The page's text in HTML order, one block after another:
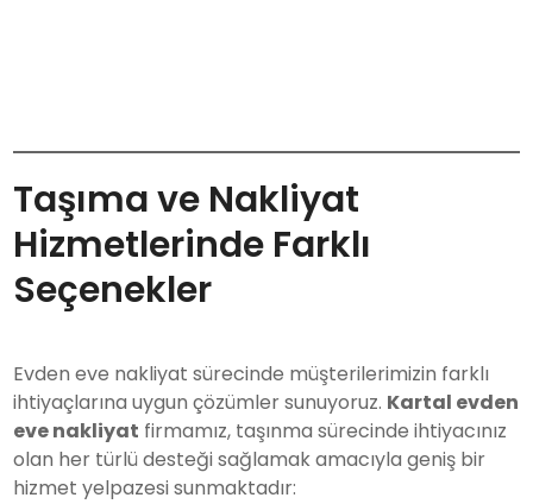
Taşıma ve Nakliyat
Hizmetlerinde Farklı
Seçenekler
Evden eve nakliyat sürecinde müşterilerimizin farklı
ihtiyaçlarına uygun çözümler sunuyoruz. Kartal evden
eve nakliyat firmamız, taşınma sürecinde ihtiyacınız
olan her türlü desteği sağlamak amacıyla geniş bir
hizmet yelpazesi sunmaktadır: